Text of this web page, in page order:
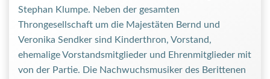
Stephan Klumpe. Neben der gesamten
Throngesellschaft um die Majestäten Bernd und
Veronika Sendker sind Kinderthron, Vorstand,
ehemalige Vorstandsmitglieder und Ehrenmitglieder mit
von der Partie. Die Nachwuchsmusiker des Berittenen